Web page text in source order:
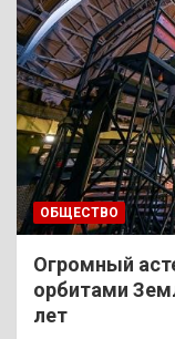
ОБЩЕСТВО
Огромный
орбитами
лет